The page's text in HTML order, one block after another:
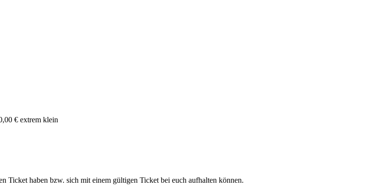
€ extrem klein
Ticket haben bzw. sich mit einem gültigen Ticket bei euch aufhalten können.